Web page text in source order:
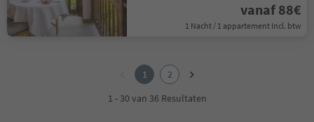
vanaf 88€
1 Nacht / 1 appartement Incl. btw
1
2
1 - 30 van 36 Resultaten